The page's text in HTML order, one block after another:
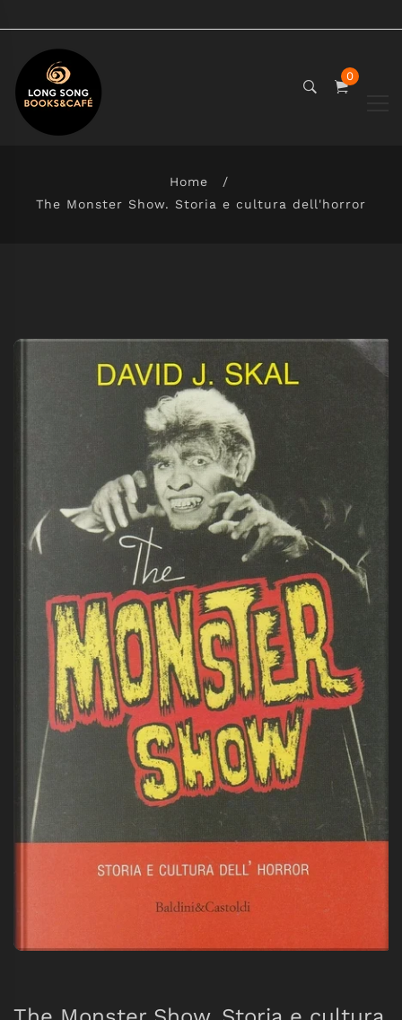
0
Home
The Monster Show. Storia e cultura dell'horror